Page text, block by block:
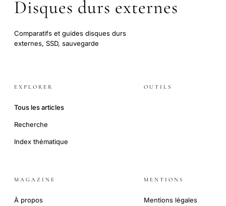
Disques durs externes
Comparatifs et guides disques durs
externes, SSD, sauvegarde
EXPLORER
Tous les articles
Recherche
Index thématique
OUTILS
MAGAZINE
À propos
MENTIONS
Mentions légales